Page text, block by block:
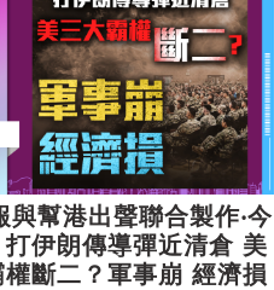
與幫港出聲聯合製作‧今
打伊朗傳導彈近清倉 美
權斷二？軍事崩 經濟損